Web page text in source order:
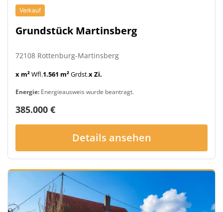
Verkauf
Grundstück Martinsberg
72108 Rottenburg-Martinsberg
x m²Wfl.1.561 m²Grdst.x Zi.
Energie: Energieausweis wurde beantragt.
385.000 €
Details ansehen